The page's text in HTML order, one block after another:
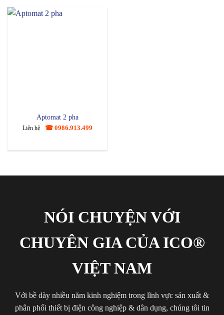
Aptomat 2 pha
Liên hệ ☎ 0986.913.499
NÓI CHUYỆN VỚI
CHUYÊN GIA CỦA ICO®
VIỆT NAM
Với bề dày nhiều năm kinh nghiệm trong lĩnh vực sản xuất &
phân phối thiết bị điện công nghiệp & dân dụng, chúng tôi tin